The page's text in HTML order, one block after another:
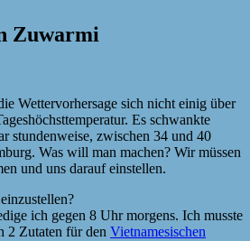
Zuwarmi
Wettervorhersage sich nicht einig über
Es schwankte
stundenweise, zwischen 34 und 40
Was will man machen? Wir müssen
und uns darauf einstellen.
ich gegen 8 Uhr morgens. Ich musste
2 Zutaten für den Vietnamesischen